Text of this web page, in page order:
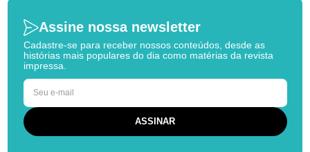
Assine nossa newsletter
Cadastre-se para receber nossos conteúdos, desde as
histórias mais populares do dia como matérias da revista
impressa.